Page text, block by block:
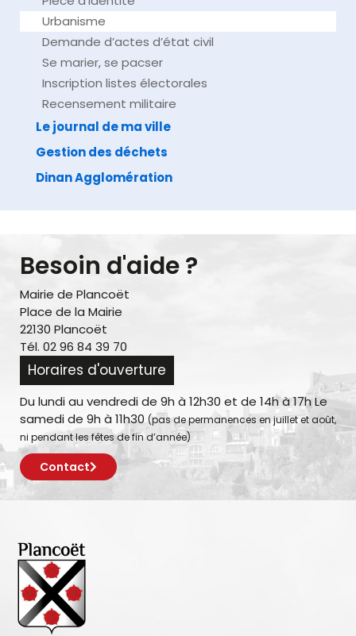
Urbanisme
Demande d’actes d’état civil
Se marier, se pacser
Inscription listes électorales
Recensement militaire
Le journal de ma ville
Gestion des déchets
Dinan Agglomération
Besoin d'aide ?
Mairie de Plancoët
Place de la Mairie
22130 Plancoët
Tél. 02 96 84 39 70
Horaires d'ouverture
Du lundi au vendredi de 9h à 12h30 et de 14h à 17h Le
samedi de 9h à 11h30 (pas de permanences en juillet et août,
ni pendant les fêtes de fin d’année)
Contact